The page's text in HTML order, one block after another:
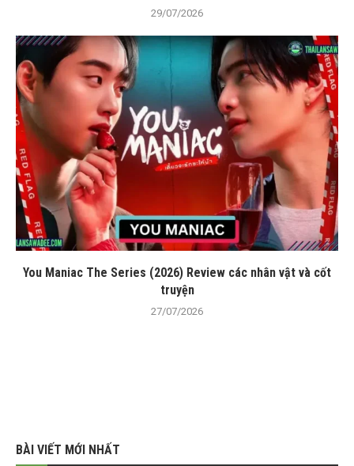
29/07/2026
You Maniac The Series (2026) Review các nhân vật và cốt
truyện
27/07/2026
BÀI VIẾT MỚI NHẤT